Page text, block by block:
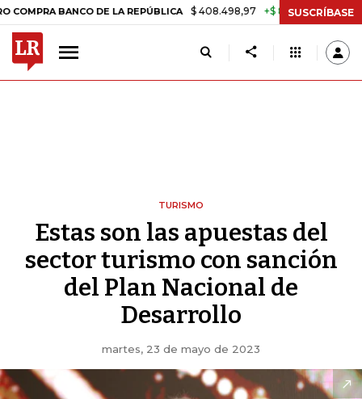
BANCO DE LA REPÚBLICA $ 408.498,97 +$ 8.753,81 +2,19%
SUSCRÍBASE
TURISMO
Estas son las apuestas del
sector turismo con sanción
del Plan Nacional de
Desarrollo
martes, 23 de mayo de 2023